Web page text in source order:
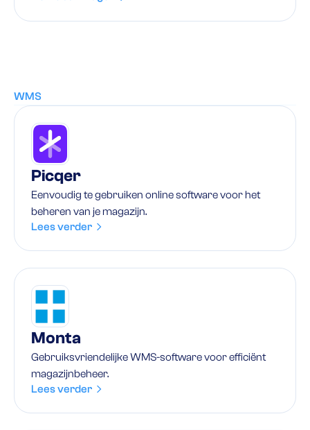
WMS
Picqer
Eenvoudig te gebruiken online software voor het
beheren van je magazijn.
Lees verder
Monta
Gebruiksvriendelijke WMS-software voor efficiënt
magazijnbeheer.
Lees verder